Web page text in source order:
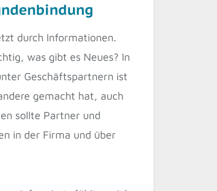
durch Informationen.
was gibt es Neues? In
Geschäftspartnern ist
gemacht hat, auch
sollte Partner und
in der Firma und über